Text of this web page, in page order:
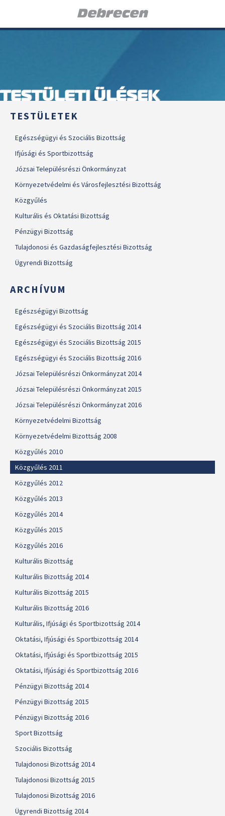
TESTÜLETI ÜLÉSEK
TESTÜLETEK
Egészségügyi és Szociális Bizottság
Ifjúsági és Sportbizottság
Józsai Településrészi Önkormányzat
Környezetvédelmi és Városfejlesztési Bizottság
Közgyűlés
Kulturális és Oktatási Bizottság
Pénzügyi Bizottság
Tulajdonosi és Gazdaságfejlesztési Bizottság
Ügyrendi Bizottság
ARCHÍVUM
Egészségügyi Bizottság
Egészségügyi és Szociális Bizottság 2014
Egészségügyi és Szociális Bizottság 2015
Egészségügyi és Szociális Bizottság 2016
Józsai Településrészi Önkormányzat 2014
Józsai Településrészi Önkormányzat 2015
Józsai Településrészi Önkormányzat 2016
Környezetvédelmi Bizottság
Környezetvédelmi Bizottság 2008
Közgyűlés 2010
Közgyűlés 2011
Közgyűlés 2012
Közgyűlés 2013
Közgyűlés 2014
Közgyűlés 2015
Közgyűlés 2016
Kulturális Bizottság
Kulturális Bizottság 2014
Kulturális Bizottság 2015
Kulturális Bizottság 2016
Kulturális, Ifjúsági és Sportbizottság 2014
Oktatási, Ifjúsági és Sportbizottság 2014
Oktatási, Ifjúsági és Sportbizottság 2015
Oktatási, Ifjúsági és Sportbizottság 2016
Pénzügyi Bizottság 2014
Pénzügyi Bizottság 2015
Pénzügyi Bizottság 2016
Sport Bizottság
Szociális Bizottság
Tulajdonosi Bizottság 2014
Tulajdonosi Bizottság 2015
Tulajdonosi Bizottság 2016
Ügyrendi Bizottság 2014